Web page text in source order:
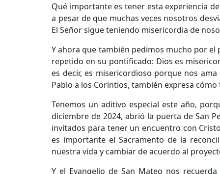
Qué importante es tener esta experiencia
a pesar de que muchas veces nosotros
El Señor sigue teniendo misericordia de
Y ahora que también pedimos mucho por el
repetido en su pontificado: Dios es
es decir, es misericordioso porque nos
Pablo a los Corintios, también expresa
Tenemos un aditivo especial este año,
diciembre de 2024, abrió la puerta de San
invitados para tener un encuentro con
es importante el Sacramento de la
nuestra vida y cambiar de acuerdo al
Y el Evangelio de San Mateo nos